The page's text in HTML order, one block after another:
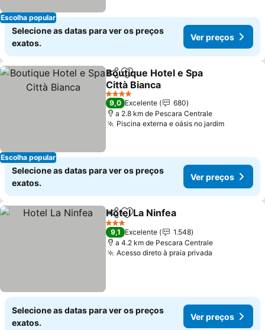
Escolha popular
Selecione as datas para ver os preços
exatos.
Ver preços
Escolha popular
PartilharAdicionar aos favoritos
Boutique Hotel e Spa
Città Bianca
Ver preços
4 Estrelas
9,0 Excelente
680
a 2.8 km de Pescara Centrale
Piscina externa e oásis no jardimVer
Selecione as datas para ver os preços
exatos.
Ver preços
PartilharAdicionar aos favoritos
Hotel La Ninfea
3 Estrelas
9,1 Excelente
1.548
a 4.2 km de Pescara Centrale
Acesso direto à praia privada
Selecione as datas para ver os preços
exatos.
Ver preços